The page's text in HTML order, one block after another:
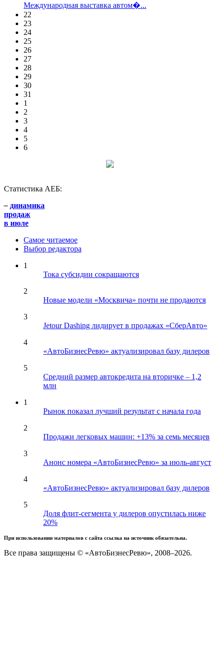
Международная выставка автом�...
22
23
24
25
26
27
28
29
30
31
1
2
3
4
5
6
Статистика АЕБ:
– динамика
продаж
в июле
Самое читаемое
Выбор редактора
1
Тока субсидии сокращаются
2
Новые модели «Москвича» почти не продаются
3
Jetour Dashing лидирует в продажах «СберАвто»
4
«АвтоБизнесРевю» актуализировал базу дилеров
5
Средний размер автокредита на вторичке – 1,2
млн
1
Рынок показал лучший результат с начала года
2
Продажи легковых машин: +13% за семь месяцев
3
Анонс номера «АвтоБизнесРевю» за июль-август
4
«АвтоБизнесРевю» актуализировал базу дилеров
5
Доля флит-сегмента у дилеров опустилась ниже
20%
При использовании материалов с сайта ссылка на источник обязательна.
Все права защищены © «АвтоБизнесРевю», 2008–2026.